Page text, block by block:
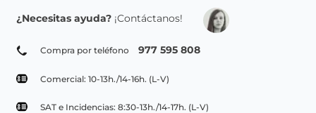
¿Necesitas ayuda? ¡Contáctanos!
Compra por teléfono 977 595 808
Comercial: 10-13h./14-16h. (L-V)
SAT e Incidencias: 8:30-13h./14-17h. (L-V)